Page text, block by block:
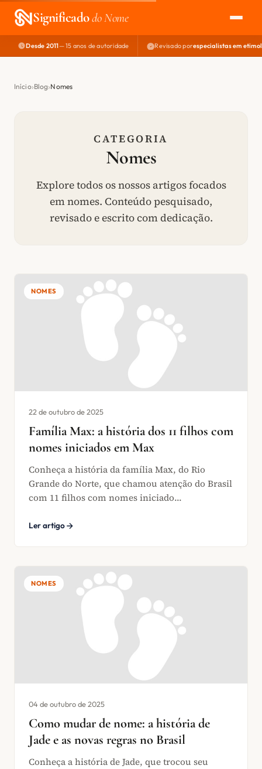
Significadodo Nome
EXPLORAR
NOME PERFEITO
Desde 2011— 15 anos de autoridade Revisado porespecialistas em
Início Blog Nomes
CATEGORIA
Nomes
Explore todos os nossos artigos focados
em nomes. Conteúdo pesquisado,
revisado e escrito com dedicação.
NOMES
22 de outubro de 2025
Família Max: a história dos 11 filhos com
nomes iniciados em Max
Conheça a história da família Max, do Rio
Grande do Norte, que chamou atenção do Brasil
com 11 filhos com nomes iniciado...
Ler artigo
NOMES
04 de outubro de 2025
Como mudar de nome: a história de
Jade e as novas regras no Brasil
Conheça a história de Jade, que trocou seu